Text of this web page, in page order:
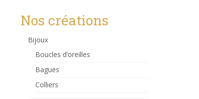
Nos créations
Bijoux
Boucles d’oreilles
Bagues
Colliers